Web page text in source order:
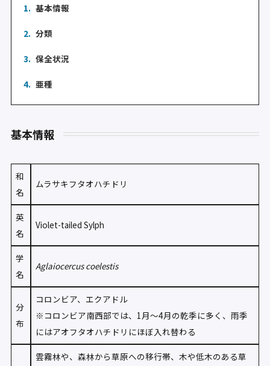
1. 基本情報
2. 分類
3. 保全状況
4. 亜種
基本情報
和
名
ムラサキフタオハチドリ
英
名
Violet-tailed Sylph
学
名
Aglaiocercus coelestis
分
布
コロンビア、エクアドル
※コロンビア南西部では、1月〜4月の乾季に多く、雨季
にはアオフタオハチドリにほぼ入れ替わる
雲霧林や、森林から草原への移行帯、木や低木のある草